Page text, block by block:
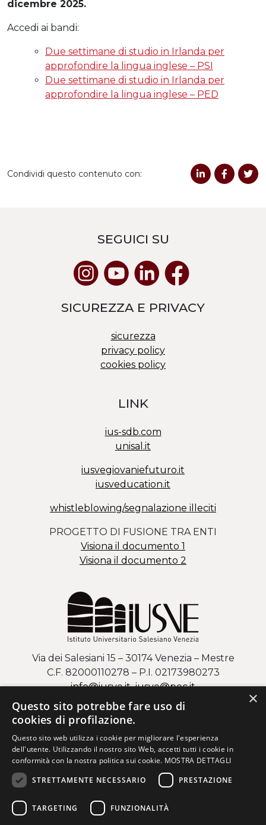
dicembre 2025.
Accedi ai bandi:
Due settimane di studio in Irlanda per
approfondire la lingua inglese – PSI
Due settimane di studio in Irlanda per
approfondire la lingua inglese – PED
Condividi questo contenuto con:
SEGUICI SU
SICUREZZA E PRIVACY
sicurezza
privacy policy
cookies policy
LINK
ius-sdb.com
unisal.it
iusvegiovaniefuturo.it
iusveducation.it
whistleblowing/segnalazione illeciti
PROGETTO DI FUSIONE TRA ENTI
Visiona il documento 1
Visiona il documento 2
Via dei Salesiani 15 – 30174 Venezia – Mestre
C.F. 82000110278 – P.I. 02173980273
info@iusve.it iusve@pec.it
COME ARRIVARE AL CAMPUS DI MESTRE
Via Regaste San Zeno 17 – 37123 Verona
C.F. 82000110278 – P.I. 02173980273
info@iusve.it
×
Questo sito potrebbe fare uso di
cookies di profilazione.
Questo sito web utilizza i cookie per migliorare l'esperienza
dell'utente. Utilizzando il nostro sito Web, accetti tutti i cookie in
conformità con la nostra politica sui cookie. MOSTRA DETTAGLI
STRETTAMENTE NECESSARIO
PRESTAZIONE
TARGETING FUNZIONALITÀ